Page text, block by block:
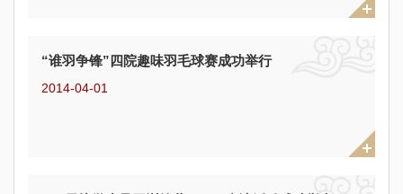
“谁羽争锋”四院趣味羽毛球赛成功举行
2014-04-01